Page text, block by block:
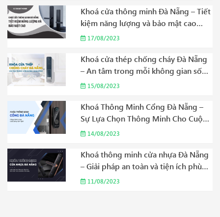
Khoá cửa thông minh Đà Nẵng – Tiết
kiệm năng lượng và bảo mật cao
Năm 2023
17/08/2023
Khoá cửa thép chống cháy Đà Nẵng
– An tâm trong mỗi không gian sống
Năm 2023
15/08/2023
Khoá Thông Minh Cổng Đà Nẵng –
Sự Lựa Chọn Thông Minh Cho Cuộc
Sống Hiện Đại Năm 2023
14/08/2023
Khoá thông minh cửa nhựa Đà Nẵng
– Giải pháp an toàn và tiện ích phù
hợp cho gia đình của bạn Năm 2023
11/08/2023